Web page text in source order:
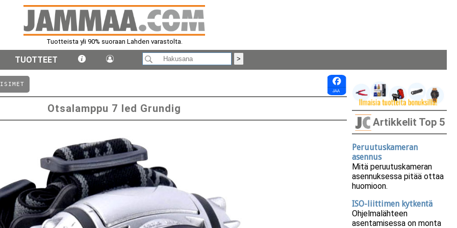
Tuotteista yli 90% suoraan Lahden varastolta.
TUOTTEET
Otsalamppu 7 led Grundig
Artikkelit Top 5
Peruutuskameran
asennus
Mitä peruutuskameran
asennuksessa pitää ottaa
huomioon.
ISO-liittimen kytkentä
Ohjelmalähteen
asentamisessa on monta